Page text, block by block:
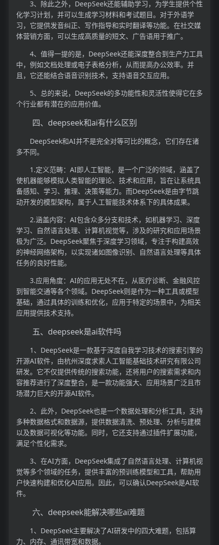
3、除此之外，DeepSeek还能辅助学习，为学生提供个性
化学习计划，并可以生成学习材料和考试题目。对于外语学
习，它提供发音纠正、写作指导和实时翻译等功能。在社交媒
体营销方面，可以生成高质量的短文、广告语用于推广。
4、值得一提的是，DeepSeek还能深度整合到生产力工具
中，例如文档处理或电子表格分析，从而提高办公效率。并
且，它还能结合语音识别技术，支持语音交互应用。
5、总的来说，DeepSeek的多功能性和灵活性使得它在多
个行业都有潜在的应用价值。
四、deepseek和ai有什么区别
DeepSeek和AI并不是完全对等可比的概念，它们存在诸
多不同。
1.定义范畴：AI即人工智能，是一个广泛的领域，涵盖了
使机器能够模拟人类智能的理论、技术和应用，旨在让系统具
备感知、学习、推理、决策等能力。而DeepSeek是由字节跳
动开发的模型架构，属于人工智能技术体系下的具体成果。
2.涵盖内容：AI包含众多分支和技术，如机器学习、深度
学习、自然语言处理、计算机视觉等，涉及的研究和应用场景
极为广泛。DeepSeek聚焦于深度学习领域，专注于构建高效
的神经网络架构，以实现诸如图像识别、自然语言处理等具体
任务的良好性能。
3.应用角度：AI的应用无处不在，从医疗诊断、金融风控
到智能交通等各个领域。DeepSeek则是作为一种工具或模型
基础，通过具体的训练和优化，应用于特定的场景中，为相关
应用提供技术支持。
五、deepseek是ai软件吗
1、DeepSeek是一款基于深度自我学习技术的搜索引擎的
开源AI软件，由杭州深度求索人工智能基础技术研究有限公司
研发。它不仅提供传统的搜索功能，还将用户的搜索需求和内
容推荐进行了深度整合，是一款功能强大、应用场景广泛且市
场潜力巨大的开源AI软件。
2、此外，DeepSeek也是一个数据处理和分析工具，支持
多种数据格式和数据源，提供数据清洗、预处理、分析与建模
以及数据可视化等功能。同时，它还支持通过插件扩展功能，
满足个性化需求。
3、在AI方面，DeepSeek集成了自然语言处理、计算机视
觉等多个领域的任务，提供丰富的预训练模型和工具，帮助用
户快速构建和优化AI应用。因此，可以确认DeepSeek是AI软
件。
六、deepseek能解决哪些ai难题
1、DeepSeek主要解决了AI研发中的四大难题，包括算
力、内存、通讯带宽和数据。